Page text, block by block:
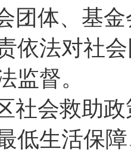
团体、基
依法对社
监督。
社会救助
低生活保